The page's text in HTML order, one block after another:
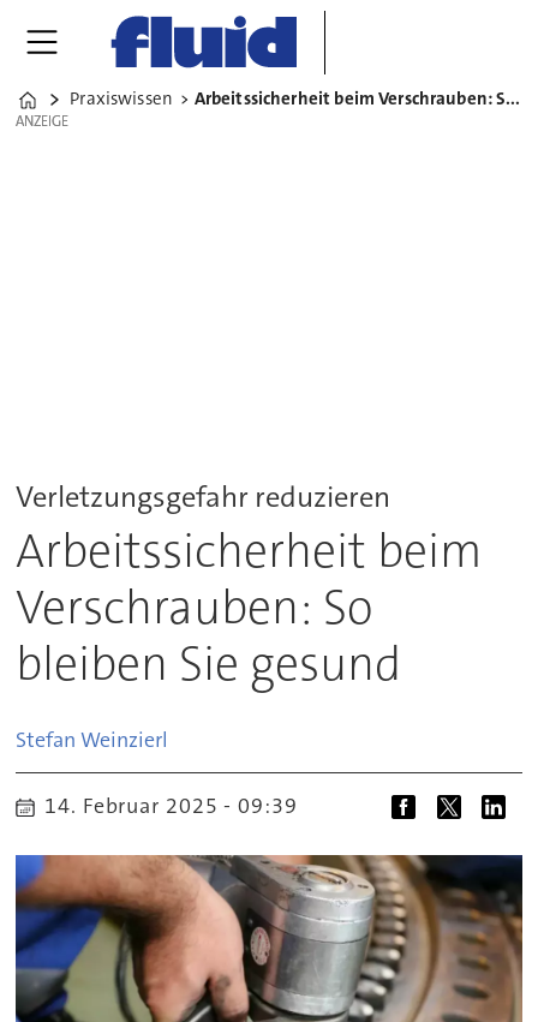
Home
Praxiswissen Arbeitssicherheit beim Verschrauben: So bleiben Sie gesund
ANZEIGE
ANZEIGE
Verletzungsgefahr reduzieren
Arbeitssicherheit beim
Verschrauben: So
bleiben Sie gesund
Stefan Weinzierl
14. Februar 2025 - 09:39